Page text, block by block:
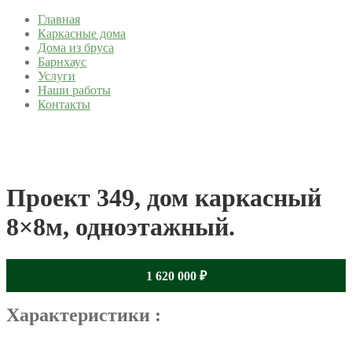
Главная
Каркасные дома
Дома из бруса
Барнхаус
Услуги
Наши работы
Контакты
Проект 349, дом каркасный
8×8м, одноэтажный.
1 620 000 ₽
Характеристики :